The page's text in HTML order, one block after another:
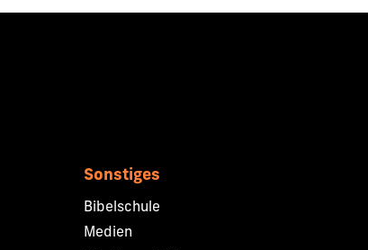
Sonstiges
Bibelschule
Medien